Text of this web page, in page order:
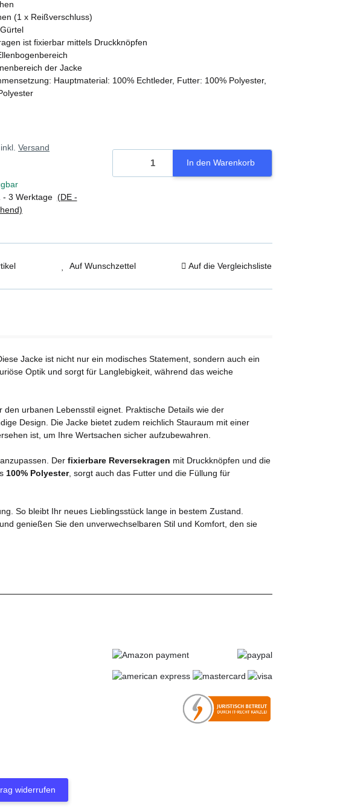
(1 x Reißverschluss)
ist fixierbar mittels Druckknöpfen
der Jacke
Hauptmaterial: 100% Echtleder, Futter: 100% Polyester,
Versand
- 3 Werktage (DE -
In den Warenkorb
Auf Wunschzettel Auf die Vergleichsliste
Jacke ist nicht nur ein modisches Statement, sondern auch ein
Optik und sorgt für Langlebigkeit, während das weiche
urbanen Lebensstil eignet. Praktische Details wie der
Design. Die Jacke bietet zudem reichlich Stauraum mit einer
ist, um Ihre Wertsachen sicher aufzubewahren.
Der fixierbare Reversekragen mit Druckknöpfen und die
100% Polyester, sorgt auch das Futter und die Füllung für
So bleibt Ihr neues Lieblingsstück lange in bestem Zustand.
genießen Sie den unverwechselbaren Stil und Komfort, den sie
widerrufen